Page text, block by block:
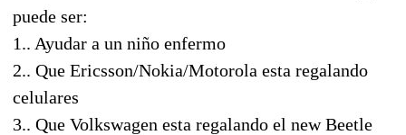
puede ser:
1.. Ayudar a un niño enfermo
2.. Que Ericsson/Nokia/Motorola esta regalando
celulares
3.. Que Volkswagen esta regalando el new Beetle